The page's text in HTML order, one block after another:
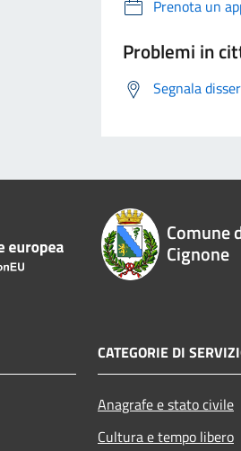
Prenota un
Problemi in
Segnala
Comune
Cignone
CATEGORIE DI
Anagrafe e stato civile
Cultura e tempo libero